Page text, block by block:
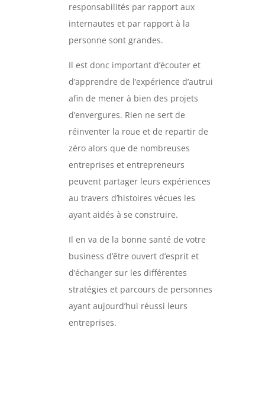
responsabilités par rapport aux
internautes et par rapport à la
personne sont grandes.
Il est donc important d’écouter et
d’apprendre de l’expérience d’autrui
afin de mener à bien des projets
d’envergures. Rien ne sert de
réinventer la roue et de repartir de
zéro alors que de nombreuses
entreprises et entrepreneurs
peuvent partager leurs expériences
au travers d’histoires vécues les
ayant aidés à se construire.
Il en va de la bonne santé de votre
business d’être ouvert d’esprit et
d’échanger sur les différentes
stratégies et parcours de personnes
ayant aujourd’hui réussi leurs
entreprises.